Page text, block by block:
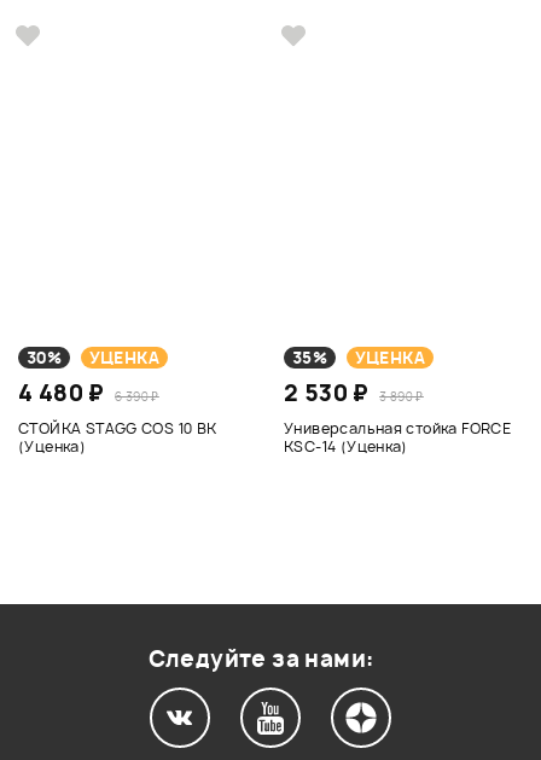
30% УЦЕНКА
4 480 ₽ 6 390 ₽
СТОЙКА STAGG COS 10 BK
(Уценка)
35% УЦЕНКА
2 530 ₽ 3 890 ₽
Универсальная стойка FORCE
KSC-14 (Уценка)
Следуйте за нами: